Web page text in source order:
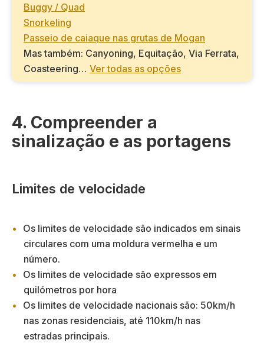
Buggy / Quad
Snorkeling
Passeio de caiaque nas grutas de Mogan
Mas também: Canyoning, Equitação, Via Ferrata,
Coasteering… Ver todas as opções
4. Compreender a
sinalização e as portagens
Limites de velocidade
Os limites de velocidade são indicados em sinais
circulares com uma moldura vermelha e um
número.
Os limites de velocidade são expressos em
quilómetros por hora
Os limites de velocidade nacionais são: 50km/h
nas zonas residenciais, até 110km/h nas
estradas principais.